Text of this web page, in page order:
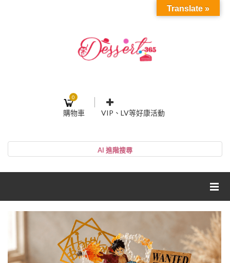
0
購物車 VIP、LV等好康活動
帳號
記住我
網紅媽咪蛋糕心得分享
加入甜點廚師接單平台
Translate »